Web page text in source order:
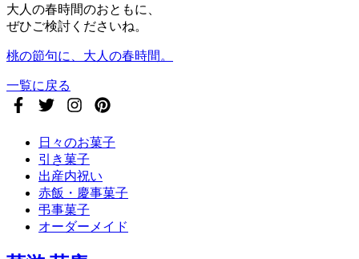
大人の春時間のおともに、
ぜひご検討くださいね。
桃の節句に、大人の春時間。
一覧に戻る
日々のお菓子
引き菓子
出産内祝い
赤飯・慶事菓子
弔事菓子
オーダーメイド